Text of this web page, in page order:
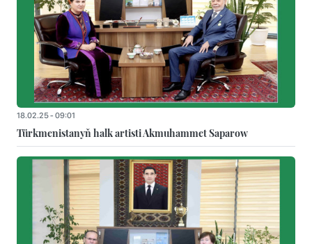
18.02.25 - 09:01
Türkmenistanyň halk artisti Akmuhammet Saparow